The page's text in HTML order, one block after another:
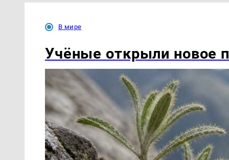
В мире
Учёные открыли новое